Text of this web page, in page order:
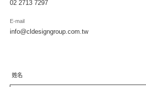
02 2713 7297
E-mail
info@cldesigngroup.com.tw
姓名